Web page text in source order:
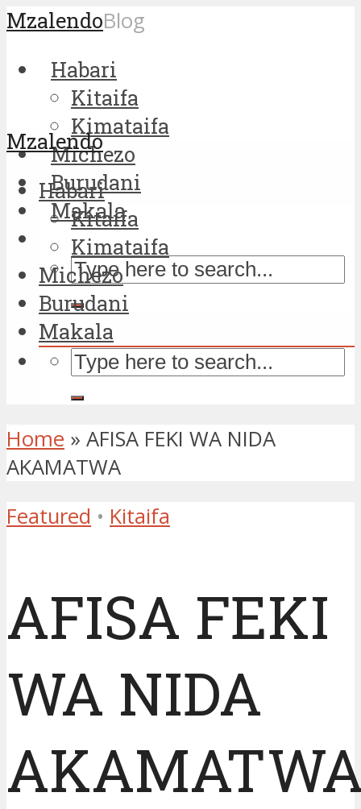
MzalendoBlog
Habari
Kitaifa
Kimataifa
Michezo
Burudani
Makala
Mzalendo
Habari
Kitaifa
Kimataifa
Michezo
Burudani
Makala
Home » AFISA FEKI WA NIDA
AKAMATWA
Featured • Kitaifa
AFISA FEKI
WA NIDA